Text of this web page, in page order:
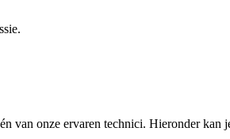
van onze ervaren technici. Hieronder kan